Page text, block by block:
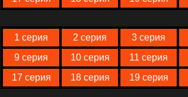
1 серия 2 серия 3 серия
9 серия
10 серия 11 серия
17 серия
18 серия 19 серия